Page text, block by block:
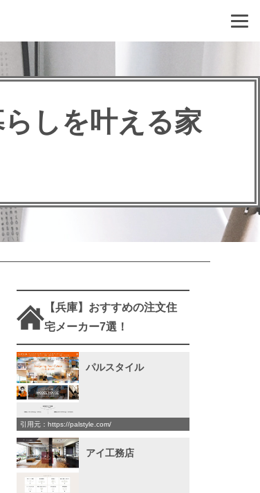
しを叶える家
【兵庫】おすすめの注文住
宅メーカー7選！
パルスタイル
引用元：https://palstyle.com/
アイ工務店